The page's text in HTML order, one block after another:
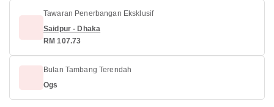
Tawaran Penerbangan Eksklusif
Saidpur - Dhaka
RM 107.73
Bulan Tambang Terendah
Ogs